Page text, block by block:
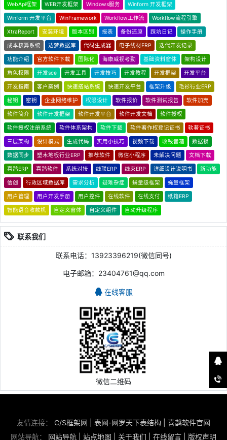
WebApi框架 WEB开发框架 Windows服务 Winform 开发框架
Winform 开发平台 WinFramework Workflow工作流 Workflow流程引擎
XtraReport 安装环境 版本区别 报表 备份还原 踩坑日记 操作手册
成本核算系统 达梦数据库 代码生成器 电子线材ERP 迭代开发记录
功能介绍 官方软件下载 国际化 海康威视考勤 基础资料窗体 架构设计
角色权限 开发sce 开发工具 开发技巧 开发教程 开发框架 开发平台
开发指南 客户案例 快速搭站系统 快速开发平台 框架升级 毛衫行业ERP
秘钥 密钥 企业网络维护 权限设计 软件报价 软件测试报告 软件加壳
软件简介 软件开发框架 软件开发平台 软件开发文档 软件授权
软件授权注册系统 软件体系架构 软件下载 软件著作权登记证书 软著证书
三层架构 设计模式 生成代码 实用小技巧 视频下载 收钱音箱 数据锁
数据同步 塑木地板行业ERP 推荐软件 微信小程序 未解决问题 文档下载
喜鹊ERP 喜鹊软件 系统对接 线联ERP 线束ERP 详细设计说明书 新功能
信创 行政区域数据库 需求分析 疑难杂症 蝇量级框架 蝇量框架
用户管理 用户开发手册 用户控件 在线软件 在线支付 纸箱ERP
智能语音收款机 自定义窗体 自定义组件 自动升级程序
联系我们
联系电话：13923396219(微信同号)
电子邮箱：23404761@qq.com
在线客服
微信二维码
友情连接： C/S框架网 表网-网罗天下表结构
喜鹊软件官网
网站导航： 网站导航 站点地图 关于我们 在线留言 版权声明